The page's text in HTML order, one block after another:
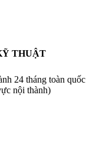
THUẬT
24 tháng toàn quốc
nội thành)